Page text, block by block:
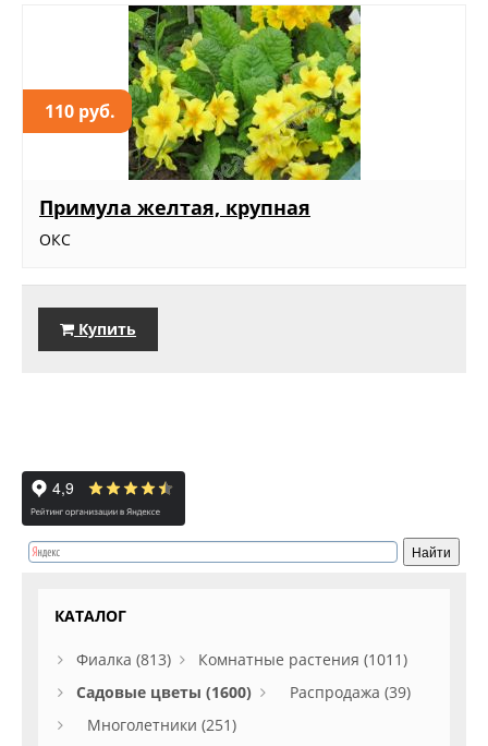
110 руб.
Примула желтая, крупная
ОКС
Купить
КАТАЛОГ
Фиалка (813)
Комнатные растения (1011)
Садовые цветы (1600)
Распродажа (39)
Многолетники (251)